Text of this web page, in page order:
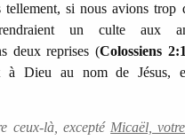
si nous avions trop
un culte aux
deux reprises (Colossiens
à Dieu au nom de
ceux-là, excepté Micaël,